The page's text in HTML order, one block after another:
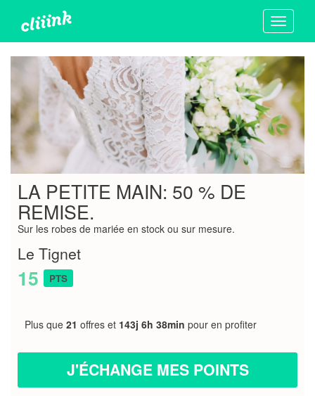
Toggle
LA PETITE MAIN: 50 % DE
REMISE.
Sur les robes de mariée en stock ou sur mesure.
Le Tignet
15 PTS
Plus que 21 offres et 143j 6h 38min pour en profiter
J'ÉCHANGE MES POINTS